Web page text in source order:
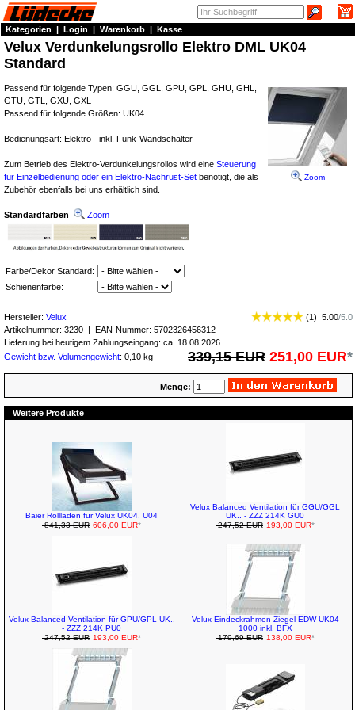
Kategorien | Login | Warenkorb | Kasse
Velux Verdunkelungsrollo Elektro DML UK04
Standard
Zoom
Passend für folgende Typen: GGU, GGL, GPU, GPL, GHU, GHL,
GTU, GTL, GXU, GXL
Passend für folgende Größen: UK04
Bedienungsart: Elektro - inkl. Funk-Wandschalter
Zum Betrieb des Elektro-Verdunkelungsrollos wird eine Steuerung
für Einzelbedienung oder ein Elektro-Nachrüst-Set benötigt, die als
Zubehör ebenfalls bei uns erhältlich sind.
Standardfarben Zoom
Farbe/Dekor Standard:
Schienenfarbe:
Hersteller: Velux (1) 5.00/5.0
Artikelnummer: 3230 | EAN-Nummer: 5702326456312
Lieferung bei heutigem Zahlungseingang: ca. 18.08.2026
Gewicht bzw. Volumengewicht: 0,10 kg 339,15 EUR 251,00 EUR*
Menge:
Weitere Produkte
Baier Rollladen für Velux UK04, U04
841,33 EUR 606,00 EUR*
Velux Balanced Ventilation für GGU/GGL
UK.. - ZZZ 214K GU0
247,52 EUR 193,00 EUR*
Velux Balanced Ventilation für GPU/GPL UK..
- ZZZ 214K PU0
247,52 EUR 193,00 EUR*
Velux Eindeckrahmen Ziegel EDW UK04
1000 inkl. BFX
179,69 EUR 138,00 EUR*